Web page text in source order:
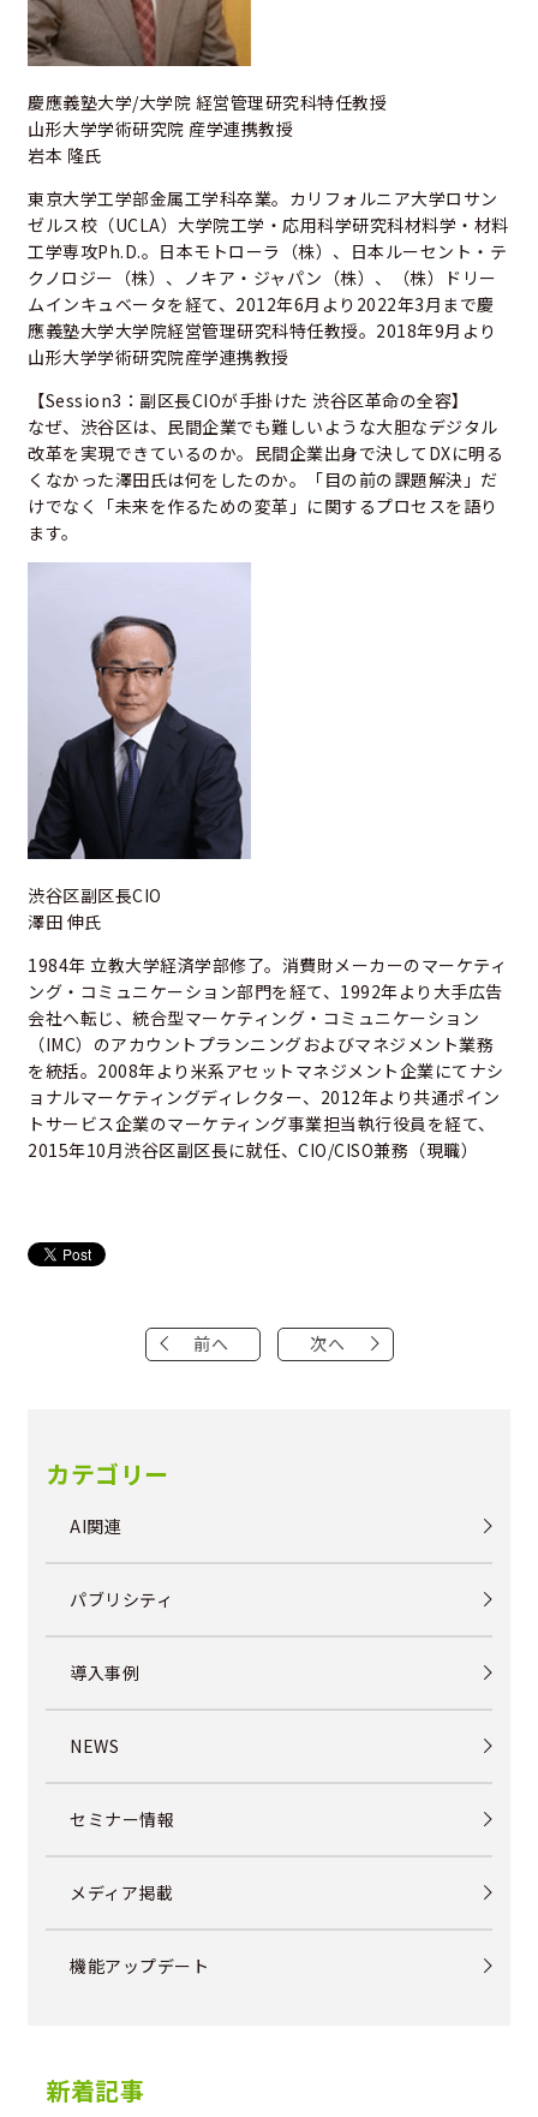
慶應義塾大学/大学院 経営管理研究科特任教授
山形大学学術研究院 産学連携教授
岩本 隆氏
東京大学工学部金属工学科卒業。カリフォルニア大学ロサン
ゼルス校（UCLA）大学院工学・応用科学研究科材料学・材料
工学専攻Ph.D.。日本モトローラ（株）、日本ルーセント・テ
クノロジー（株）、ノキア・ジャパン（株）、（株）ドリー
ムインキュベータを経て、2012年6月より2022年3月まで慶
應義塾大学大学院経営管理研究科特任教授。2018年9月より
山形大学学術研究院産学連携教授
【Session3：副区長CIOが手掛けた 渋谷区革命の全容】
なぜ、渋谷区は、民間企業でも難しいような大胆なデジタル
改革を実現できているのか。民間企業出身で決してDXに明る
くなかった澤田氏は何をしたのか。「目の前の課題解決」だ
けでなく「未来を作るための変革」に関するプロセスを語り
ます。
渋谷区副区長CIO
澤田 伸氏
1984年 立教大学経済学部修了。消費財メーカーのマーケティ
ング・コミュニケーション部門を経て、1992年より大手広告
会社へ転じ、統合型マーケティング・コミュニケーション
（IMC）のアカウントプランニングおよびマネジメント業務
を統括。2008年より米系アセットマネジメント企業にてナシ
ョナルマーケティングディレクター、2012年より共通ポイン
トサービス企業のマーケティング事業担当執行役員を経て、
2015年10月渋谷区副区長に就任、CIO/CISO兼務（現職）
前へ 次へ
カテゴリー
AI関連
パブリシティ
導入事例
NEWS
セミナー情報
メディア掲載
機能アップデート
新着記事